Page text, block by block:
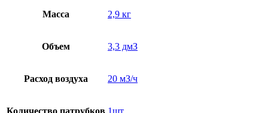
Масса 2,9 кг
Объем 3,3 дмЗ
Расход воздуха 20 мЗ/ч
Количество патрубков 1шт